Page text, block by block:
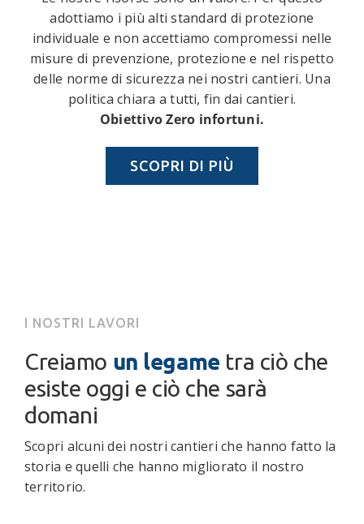
adottiamo i più alti standard di protezione
individuale e non accettiamo compromessi nelle
misure di prevenzione, protezione e nel rispetto
delle norme di sicurezza nei nostri cantieri. Una
politica chiara a tutti, fin dai cantieri.
Obiettivo Zero infortuni.
SCOPRI DI PIÙ
I NOSTRI LAVORI
Creiamo un legame tra ciò che
esiste oggi e ciò che sarà
domani
Scopri alcuni dei nostri cantieri che hanno fatto la
storia e quelli che hanno migliorato il nostro
territorio.